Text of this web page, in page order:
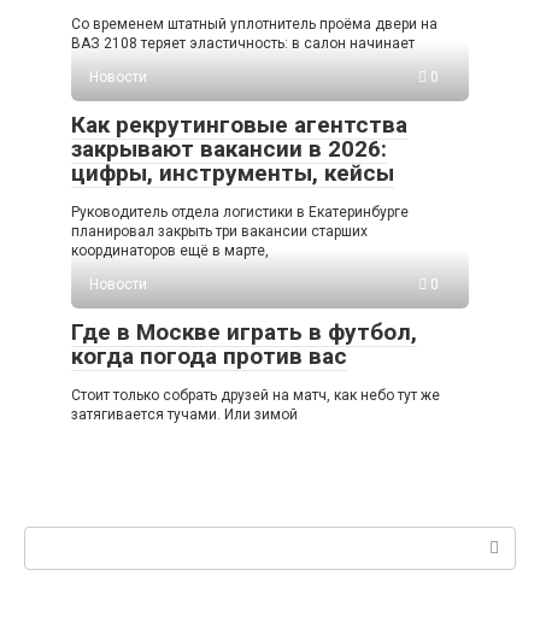
Со временем штатный уплотнитель проёма двери на
ВАЗ 2108 теряет эластичность: в салон начинает
Новости
0
Как рекрутинговые агентства
закрывают вакансии в 2026:
цифры, инструменты, кейсы
Руководитель отдела логистики в Екатеринбурге
планировал закрыть три вакансии старших
координаторов ещё в марте,
Новости
0
Где в Москве играть в футбол,
когда погода против вас
Стоит только собрать друзей на матч, как небо тут же
затягивается тучами. Или зимой